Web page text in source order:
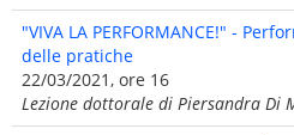
"VIVA LA PERFORMANCE!" -
delle pratiche
22/03/2021, ore 16
Lezione dottorale di Piersandra Di